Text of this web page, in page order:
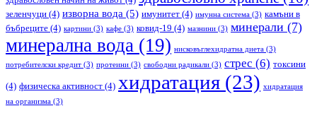
зеленчуци (4) изворна вода (5) имунитет (4) имунна система (3) камъни в
бъбреците (4) картини (3) кафе (3) ковид-19 (4) мазнини (3) минерали (7)
минерална вода (19) нисковъглехидратна диета (3)
потребителски кредит (3) протеини (3) свободни радикали (3) стрес (6) токсини
(4) физическа активност (4) хидратация (23) хидратация
на организма (3)